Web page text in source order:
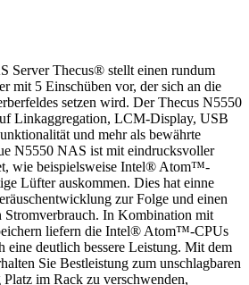
Server Thecus® stellt einen rundum
mit 5 Einschüben vor, der sich an die
setzen wird. Der Thecus N5550
Linkaggregation, LCM-Display, USB
und mehr als bewährte
N5550 NAS ist mit eindrucksvoller
wie beispielsweise Intel® Atom™-
Lüfter auskommen. Dies hat einne
zur Folge und einen
Stromverbrauch. In Kombination mit
liefern die Intel® Atom™-CPUs
eine deutlich bessere Leistung. Mit dem
Sie Bestleistung zum unschlagbaren
im Rack zu verschwenden,